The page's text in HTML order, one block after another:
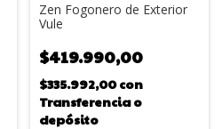
Zen Fogonero de Exterior
Vule
$419.990,00
$335.992,00con
Transferencia o
depósito